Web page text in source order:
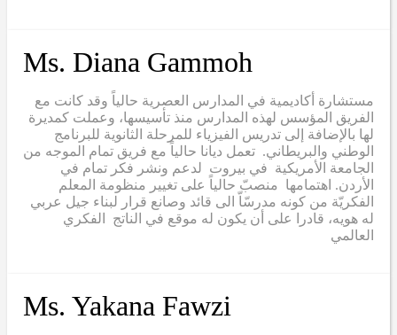
Ms. Diana Gammoh
مستشارة أكاديمية في المدارس العصرية حالياً وقد كانت مع
الفريق المؤسس لهذه المدارس منذ تأسيسها، وعملت كمديرة
لها بالإضافة إلى تدريس الفيزياء للمرحلة الثانوية للبرنامج
الوطني والبريطاني. تعمل ديانا حالياً مع فريق تمام الموجه من
الجامعة الأمريكية في بيروت لدعم ونشر فكر تمام في
الأردن. اهتمامها منصبّ حالياً على تغيير منظومة المعلم
الفكريّة من كونه مدرسّاّ الى قائد وصانع قرار لبناء جيل عربي
له هويه، قادرا على أن يكون له موقع في الناتج الفكري
العالمي
Ms. Yakana Fawzi